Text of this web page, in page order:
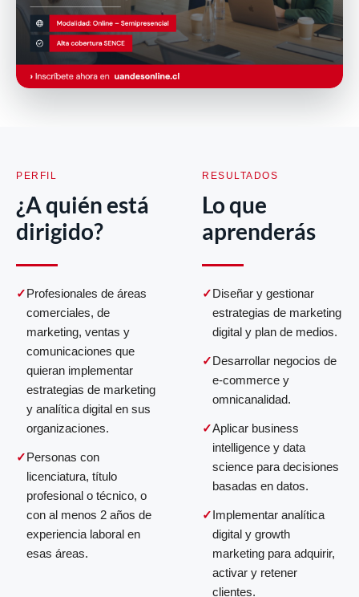
PERFIL
¿A quién está
dirigido?
Profesionales de áreas
comerciales, de
marketing, ventas y
comunicaciones que
quieran implementar
estrategias de marketing
y analítica digital en sus
organizaciones.
Personas con
licenciatura, título
profesional o técnico, o
con al menos 2 años de
experiencia laboral en
esas áreas.
RESULTADOS
Lo que
aprenderás
Diseñar y gestionar
estrategias de marketing
digital y plan de medios.
Desarrollar negocios de
e-commerce y
omnicanalidad.
Aplicar business
intelligence y data
science para decisiones
basadas en datos.
Implementar analítica
digital y growth
marketing para adquirir,
activar y retener
clientes.